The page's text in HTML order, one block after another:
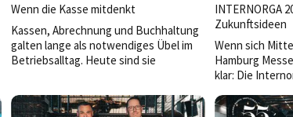
Wenn die Kasse mitdenkt
Kassen, Abrechnung und Buchhaltung
galten lange als notwendiges Übel im
Betriebsalltag. Heute sind sie
automatisieren Routinen, schaffen
INTERNORGA
Zukunftsideen
Wenn sich
Hamburg
klar: Die
Hospitality-